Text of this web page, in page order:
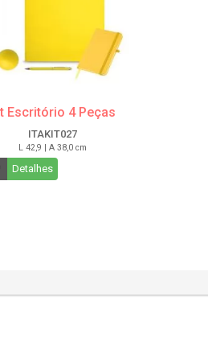
Escritório 4 Peças
ITAKIT027
L 42,9 | A 38,0 cm
Detalhes